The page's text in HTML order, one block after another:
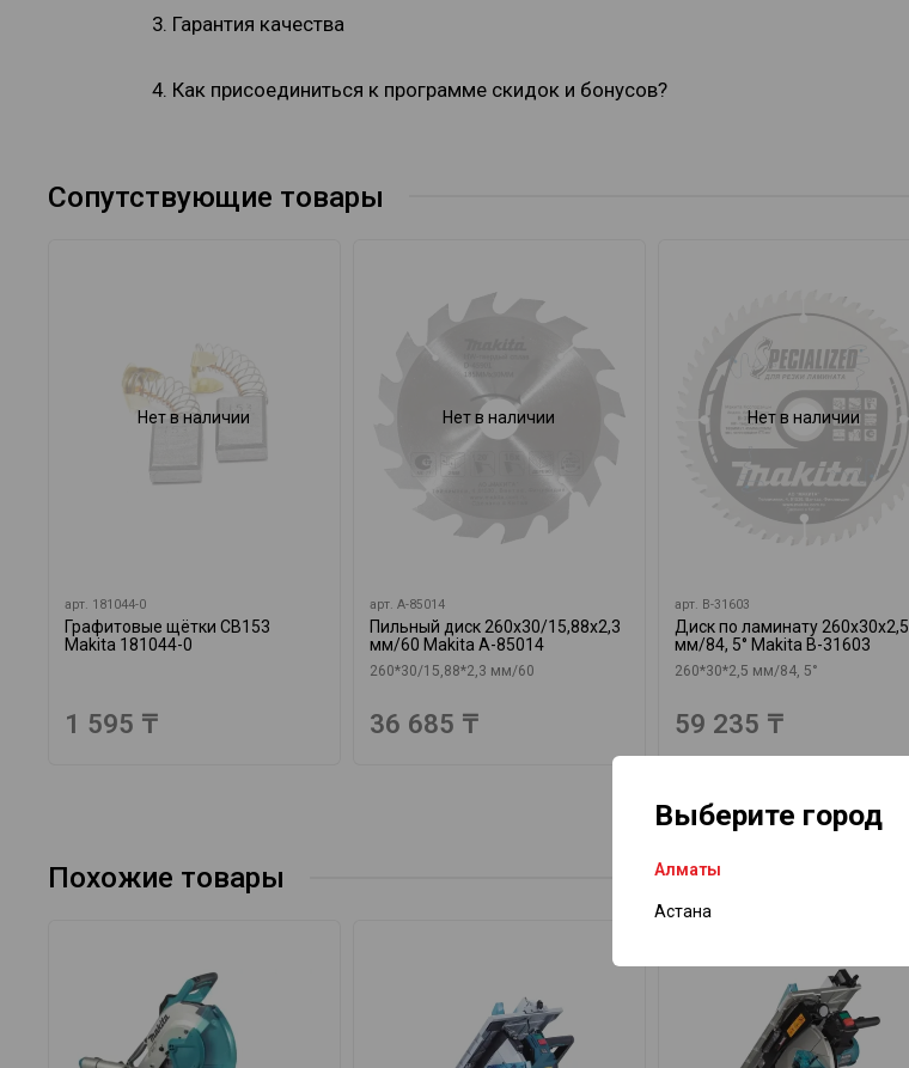
Выберите город
Алматы
Астана
3. Гарантия качества
4. Как присоединиться к программе скидок и бонусов?
Сопутствующие товары
Нет в наличии
арт. 181044-0
Графитовые щётки CB153
Makita 181044-0
1 595 ₸
Нет в наличии
арт. A-85014
Пильный диск 260х30/15,88х2,3
мм/60 Makita A-85014
260*30/15,88*2,3 мм/60
36 685 ₸
Нет в наличии
арт. B-31603
Диск по ламинату 260х30х2,5
мм/84, 5° Makita B-31603
260*30*2,5 мм/84, 5°
59 235 ₸
Похожие товары